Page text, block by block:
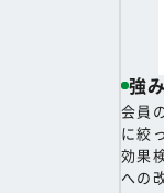
強み
会員
に絞
効果
への